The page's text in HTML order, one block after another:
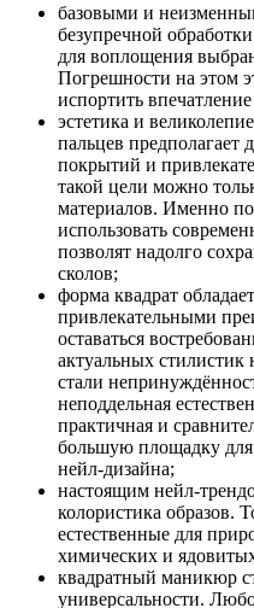
базовыми и
безупречной
для воплощения
Погрешности на этом
испортить
эстетика и
пальцев предполагает
покрытий и
такой цели можно
материалов. Именно
использовать
позволят надолго
сколов;
форма квадрат
привлекательными
оставаться
актуальных
стали
неподдельная
практичная и
большую площадку
нейл-дизайна;
настоящим нейл-
колористика образов.
естественные для
химических и
квадратный маникюр
универсальности.